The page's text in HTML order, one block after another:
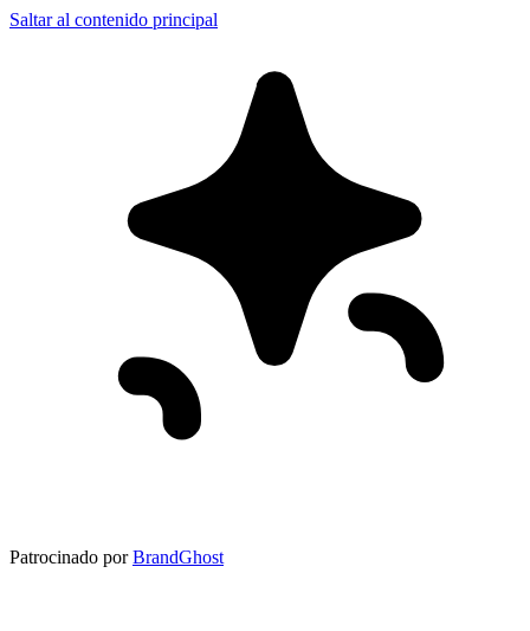
Saltar al contenido principal
Patrocinado por BrandGhost